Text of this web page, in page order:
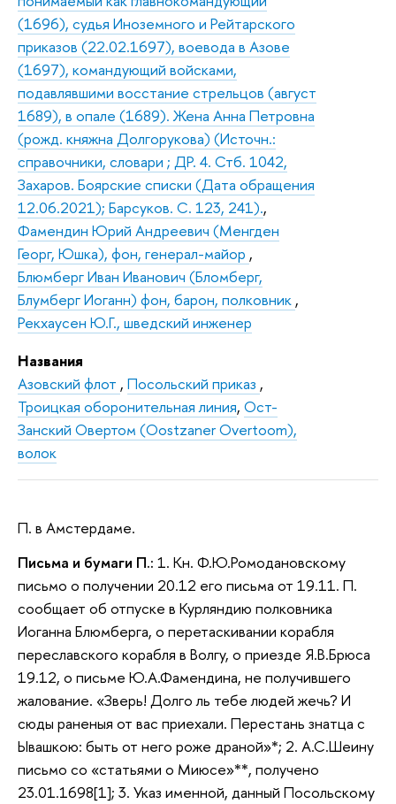
(1696), судья Иноземного и Рейтарского
приказов (22.02.1697), воевода в Азове
(1697), командующий войсками,
подавлявшими восстание стрельцов (август
1689), в опале (1689). Жена Анна Петровна
(рожд. княжна Долгорукова) (Источн.:
справочники, словари ; ДР. 4. Стб. 1042,
Захаров. Боярские списки (Дата обращения
12.06.2021); Барсуков. С. 123, 241).,
Фамендин Юрий Андреевич (Менгден
Георг, Юшка), фон, генерал-майор ,
Блюмберг Иван Иванович (Бломберг,
Блумберг Иоганн) фон, барон, полковник ,
Рекхаусен Ю.Г., шведский инженер
Названия
Азовский флот , Посольский приказ ,
Троицкая оборонительная линия, Ост-
Занский Овертом (Oostzaner Overtoom),
волок
П. в Амстердаме.
Письма и бумаги П.: 1. Кн. Ф.Ю.Ромодановскому
письмо о получении 20.12 его письма от 19.11. П.
сообщает об отпуске в Курляндию полковника
Иоганна Блюмберга, о перетаскивании корабля
переславского корабля в Волгу, о приезде Я.В.Брюса
19.12, о письме Ю.А.Фамендина, не получившего
жалование. «Зверь! Долго ль тебе людей жечь? И
сюды раненыя от вас приехали. Перестань знатца с
Ывашкою: быть от него роже драной»*; 2. А.С.Шеину
письмо со «статьями о Миюсе»**, получено
23.01.1698[1]; 3. Указ именной, данный Посольскому